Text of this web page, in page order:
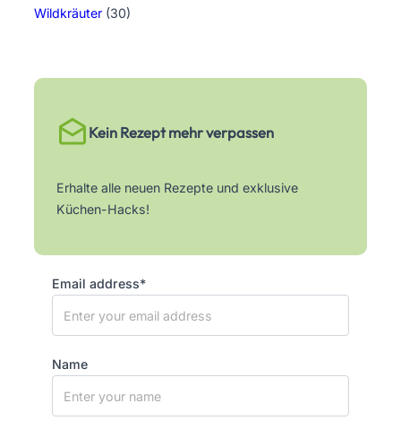
Wildkräuter (30)
Kein Rezept mehr verpassen
Erhalte alle neuen Rezepte und exklusive
Küchen-Hacks!
Email address*
Name